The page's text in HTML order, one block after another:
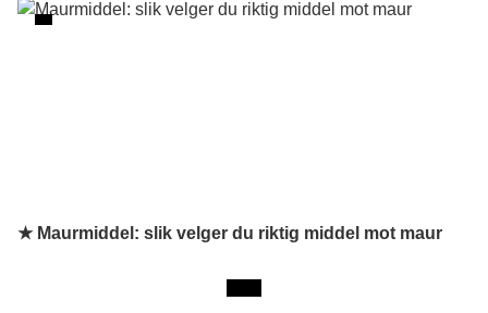
★ Maurmiddel: slik velger du riktig middel mot maur